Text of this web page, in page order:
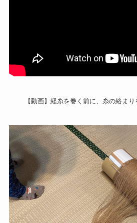
【動画】経糸を巻く前に、糸の絡ま